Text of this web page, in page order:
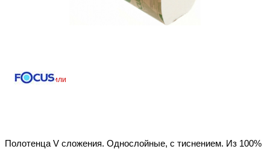
Уже купили
Полотенца V сложения. Однослойные, с тиснением. Из 100%